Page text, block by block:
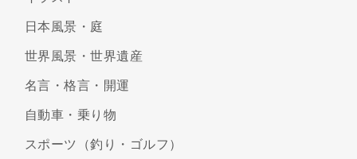
日本風景・庭
世界風景・世界遺産
名言・格言・開運
自動車・乗り物
スポーツ（釣り・ゴルフ）